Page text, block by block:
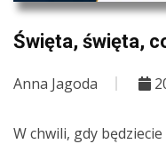
Święta, święta,
Anna Jagoda
W chwili, gdy